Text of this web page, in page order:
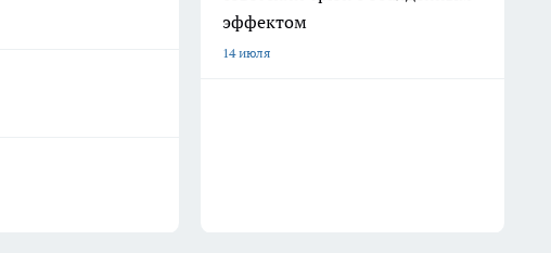
эффектом
14 июля